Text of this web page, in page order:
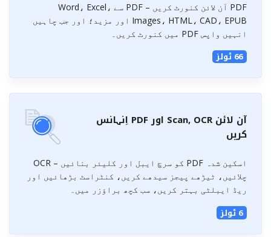
PDF آن لائن کنورٹ کریں – PDF سے Word، Excel،
Images، HTML، CAD، EPUB اور مزید؛ اور جب چاہیں
انہیں واپس PDF میں کنورٹ کریں۔
66 ٹولز
آن لائن Scan, OCR اور PDF اِنہانس
کریں
اسکین شدہ PDF کو سرچ ایبل اور کلیئر بنائیں – OCR
چلائیں، ٹیڑھے پیجز سیدھے کریں، کنٹراسٹ بڑھائیں اور
ریڈ ایبلٹی بہتر کریں، سب کچھ براؤزر میں۔
6 ٹولز